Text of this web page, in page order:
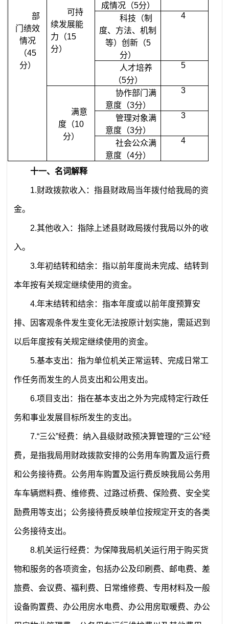
部
门绩效
情况
（45
分）
可持
续发展能
力（15
分）
成情况（5分）
科技（制
度、方法、机制
等）创新（5
分）
4
人才培养
（5分）
5
满意
度（10
分）
协作部门满
意度（3分）
3
管理对象满
意度（3分）
3
社会公众满
意度（4分）
4
十一、名词解释
1.财政拨款收入：指县财政局当年拨付给我局的资
金。
2.其他收入：指除上述县财政局拨付我局以外的收
入。
3.年初结转和结余：指以前年度尚未完成、结转到
本年按有关规定继续使用的资金。
4.年末结转和结余：指本年度或以前年度预算安
排、因客观条件发生变化无法按原计划实施，需延迟到
以后年度按有关规定继续使用的资金。
5.基本支出：指为单位机关正常运转、完成日常工
作任务而发生的人员支出和公用支出。
6.项目支出：指在基本支出之外为完成特定行政任
务和事业发展目标所发生的支出。
7.“三公”经费：纳入县级财政预决算管理的“三公”经
费，是指我局用财政拨款安排的公务用车购置及运行费
和公务接待费。公务用车购置及运行费反映我局公务用
车车辆燃料费、维修费、过路过桥费、保险费、安全奖
励费用等支出；公务接待费反映单位按规定开支的各类
公务接待支出。
8.机关运行经费：为保障我局机关运行用于购买货
物和服务的各项资金，包括办公及印刷费、邮电费、差
旅费、会议费、福利费、日常维修费、专用材料及一般
设备购置费、办公用房水电费、办公用房取暖费、办公